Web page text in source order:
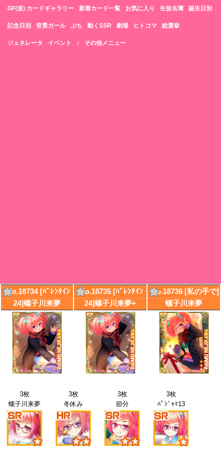
GF(仮) カードギャラリー 新着カード一覧 お気に入り 生徒名簿 誕生日別
記念日別 背景ガール ぷち 動くSSR 劇場 ヒトコマ 総選挙
ジェネレータ イベント ♪ その他メニュー
No.18734 [ﾊﾞﾚﾝﾀｲﾝ
24]螺子川来夢
No.18735 [ﾊﾞﾚﾝﾀｲﾝ
24]螺子川来夢+
No.18736 [私の手で]
螺子川来夢
3枚
螺子川来夢
3枚
冬休み
3枚
節分
3枚
ﾊﾟｼﾞｬﾏ13